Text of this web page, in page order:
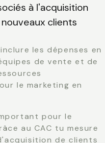
à l'acquisition
clients
les dépenses en
de vente et de
le marketing en
pour le
au CAC tu mesure
de clients